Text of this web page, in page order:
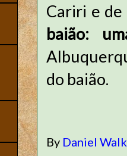
Cariri e
baião:
do baião.
By Daniel